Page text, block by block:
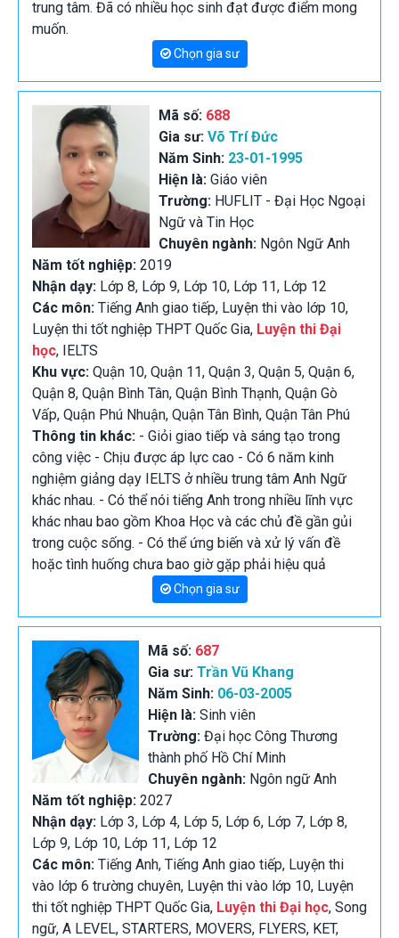
trung tâm. Đã có nhiều học sinh đạt được điểm mong
muốn.
Chọn gia sư
Mã số: 688
Gia sư: Võ Trí Đức
Năm Sinh: 23-01-1995
Hiện là: Giáo viên
Trường: HUFLIT - Đại Học Ngoại
Ngữ và Tin Học
Chuyên ngành: Ngôn Ngữ Anh
Năm tốt nghiệp: 2019
Nhận dạy: Lớp 8, Lớp 9, Lớp 10, Lớp 11, Lớp 12
Các môn: Tiếng Anh giao tiếp, Luyện thi vào lớp 10,
Luyện thi tốt nghiệp THPT Quốc Gia, Luyện thi Đại
học, IELTS
Khu vực: Quận 10, Quận 11, Quận 3, Quận 5, Quận 6,
Quận 8, Quận Bình Tân, Quận Bình Thạnh, Quận Gò
Vấp, Quận Phú Nhuận, Quận Tân Bình, Quận Tân Phú
Thông tin khác: - Giỏi giao tiếp và sáng tạo trong
công việc - Chịu được áp lực cao - Có 6 năm kinh
nghiệm giảng dạy IELTS ở nhiều trung tâm Anh Ngữ
khác nhau. - Có thể nói tiếng Anh trong nhiều lĩnh vực
khác nhau bao gồm Khoa Học và các chủ đề gần gủi
trong cuộc sống. - Có thể ứng biến và xử lý vấn đề
hoặc tình huống chưa bao giờ gặp phải hiệu quả
Chọn gia sư
Mã số: 687
Gia sư: Trần Vũ Khang
Năm Sinh: 06-03-2005
Hiện là: Sinh viên
Trường: Đại học Công Thương
thành phố Hồ Chí Minh
Chuyên ngành: Ngôn ngữ Anh
Năm tốt nghiệp: 2027
Nhận dạy: Lớp 3, Lớp 4, Lớp 5, Lớp 6, Lớp 7, Lớp 8,
Lớp 9, Lớp 10, Lớp 11, Lớp 12
Các môn: Tiếng Anh, Tiếng Anh giao tiếp, Luyện thi
vào lớp 6 trường chuyên, Luyện thi vào lớp 10, Luyện
thi tốt nghiệp THPT Quốc Gia, Luyện thi Đại học, Song
ngữ, A LEVEL, STARTERS, MOVERS, FLYERS, KET,